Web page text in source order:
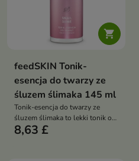

feedSKIN Tonik-
esencja do twarzy ze
śluzem ślimaka 145 ml
Tonik-esencja do twarzy ze
śluzem ślimaka to lekki tonik o
esencjonalnej formule, który
8,63 £